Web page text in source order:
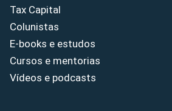
Tax Capital
Colunistas
E-books e estudos
Cursos e mentorias
Vídeos e podcasts